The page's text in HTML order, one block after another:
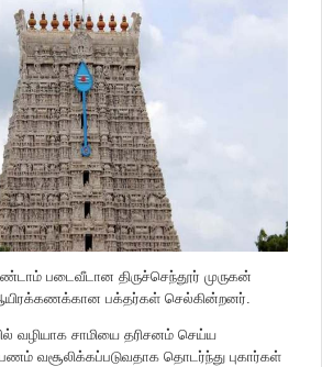
படைவீடான திருச்செந்தூர் முருகன்
பக்தர்கள் செல்கின்றனர்.
வழியாக சாமியை தரிசனம் செய்ய
வசூலிக்கப்படுவதாக தொடர்ந்து புகார்கள்